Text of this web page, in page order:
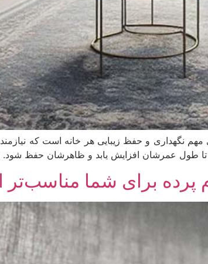
و حفظ زیبایی هر خانه است که
تا طول عمرشان افزایش یابد و ظاهرشان حفظ
پرده برای شما